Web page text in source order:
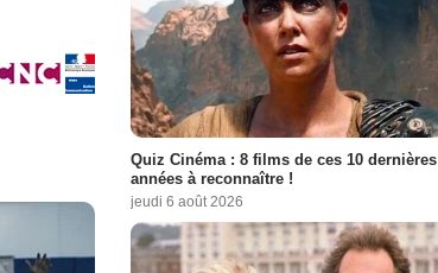
Quiz Cinéma : 8 films de ces 10 dernières
années à reconnaître !
jeudi 6 août 2026